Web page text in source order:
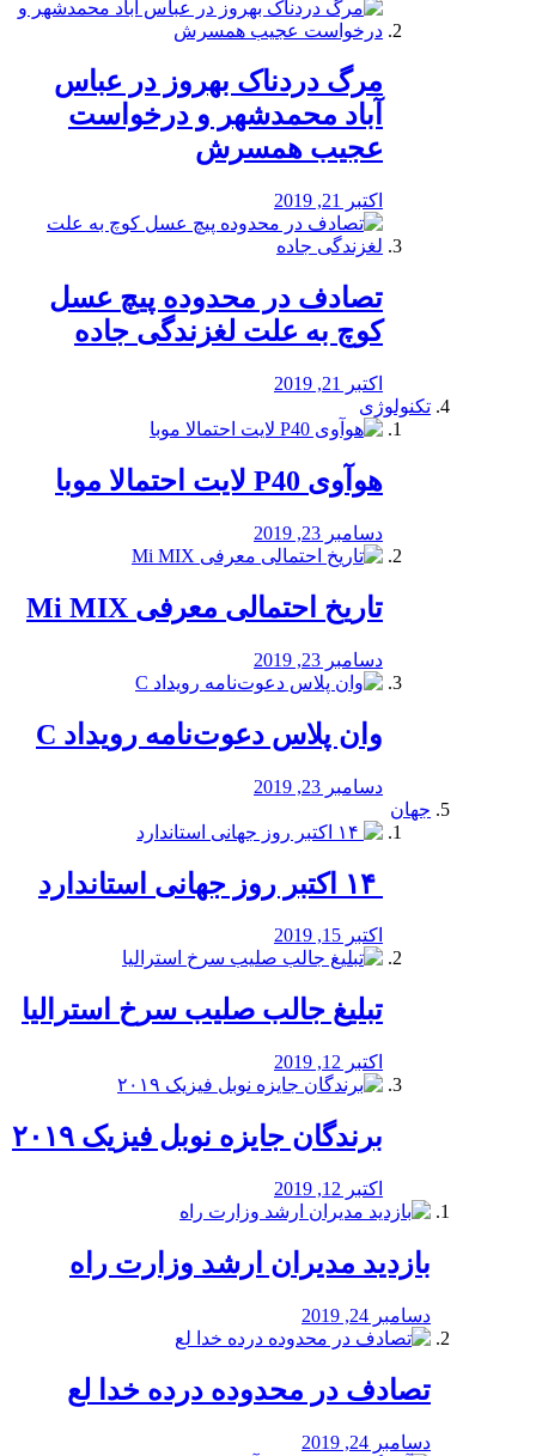
مرگ دردناک بهروز در عباس
آباد محمدشهر و درخواست
عجیب همسرش
اکتبر 21, 2019
تصادف در محدوده پیچ عسل
کوچ به علت لغزندگی جاده
اکتبر 21, 2019
تکنولوژی
هوآوی P40 لایت احتمالا موبا
دسامبر 23, 2019
تاریخ احتمالی معرفی Mi MIX
دسامبر 23, 2019
وان پلاس دعوت‌نامه رویداد C
دسامبر 23, 2019
جهان
اکتبر 15, 2019
تبلیغ جالب صلیب سرخ استرالیا
اکتبر 12, 2019
برندگان جایزه نوبل فیزیک ۲۰۱۹
اکتبر 12, 2019
بازدید مدیران ارشد وزارت راه
دسامبر 24, 2019
تصادف در محدوده درده خدا لع
دسامبر 24, 2019